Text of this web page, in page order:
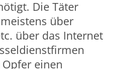
Die Täter
über
über das Internet
einen